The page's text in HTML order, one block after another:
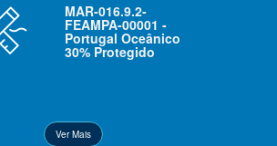
MAR-016.9.2-
FEAMPA-00001 -
Portugal Oceânico
30% Protegido
Ver Mais